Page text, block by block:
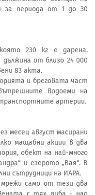
за периода от 1 до 30
230 кг е дарена.
от близо 24 000
83 акта.
и бреговата част
водоеми на
артерии.
месец август масирани
мащабни акции в два
обект на най-много
и езерото „Вая“. В
сътрудници на ИАРА.
само от тези два